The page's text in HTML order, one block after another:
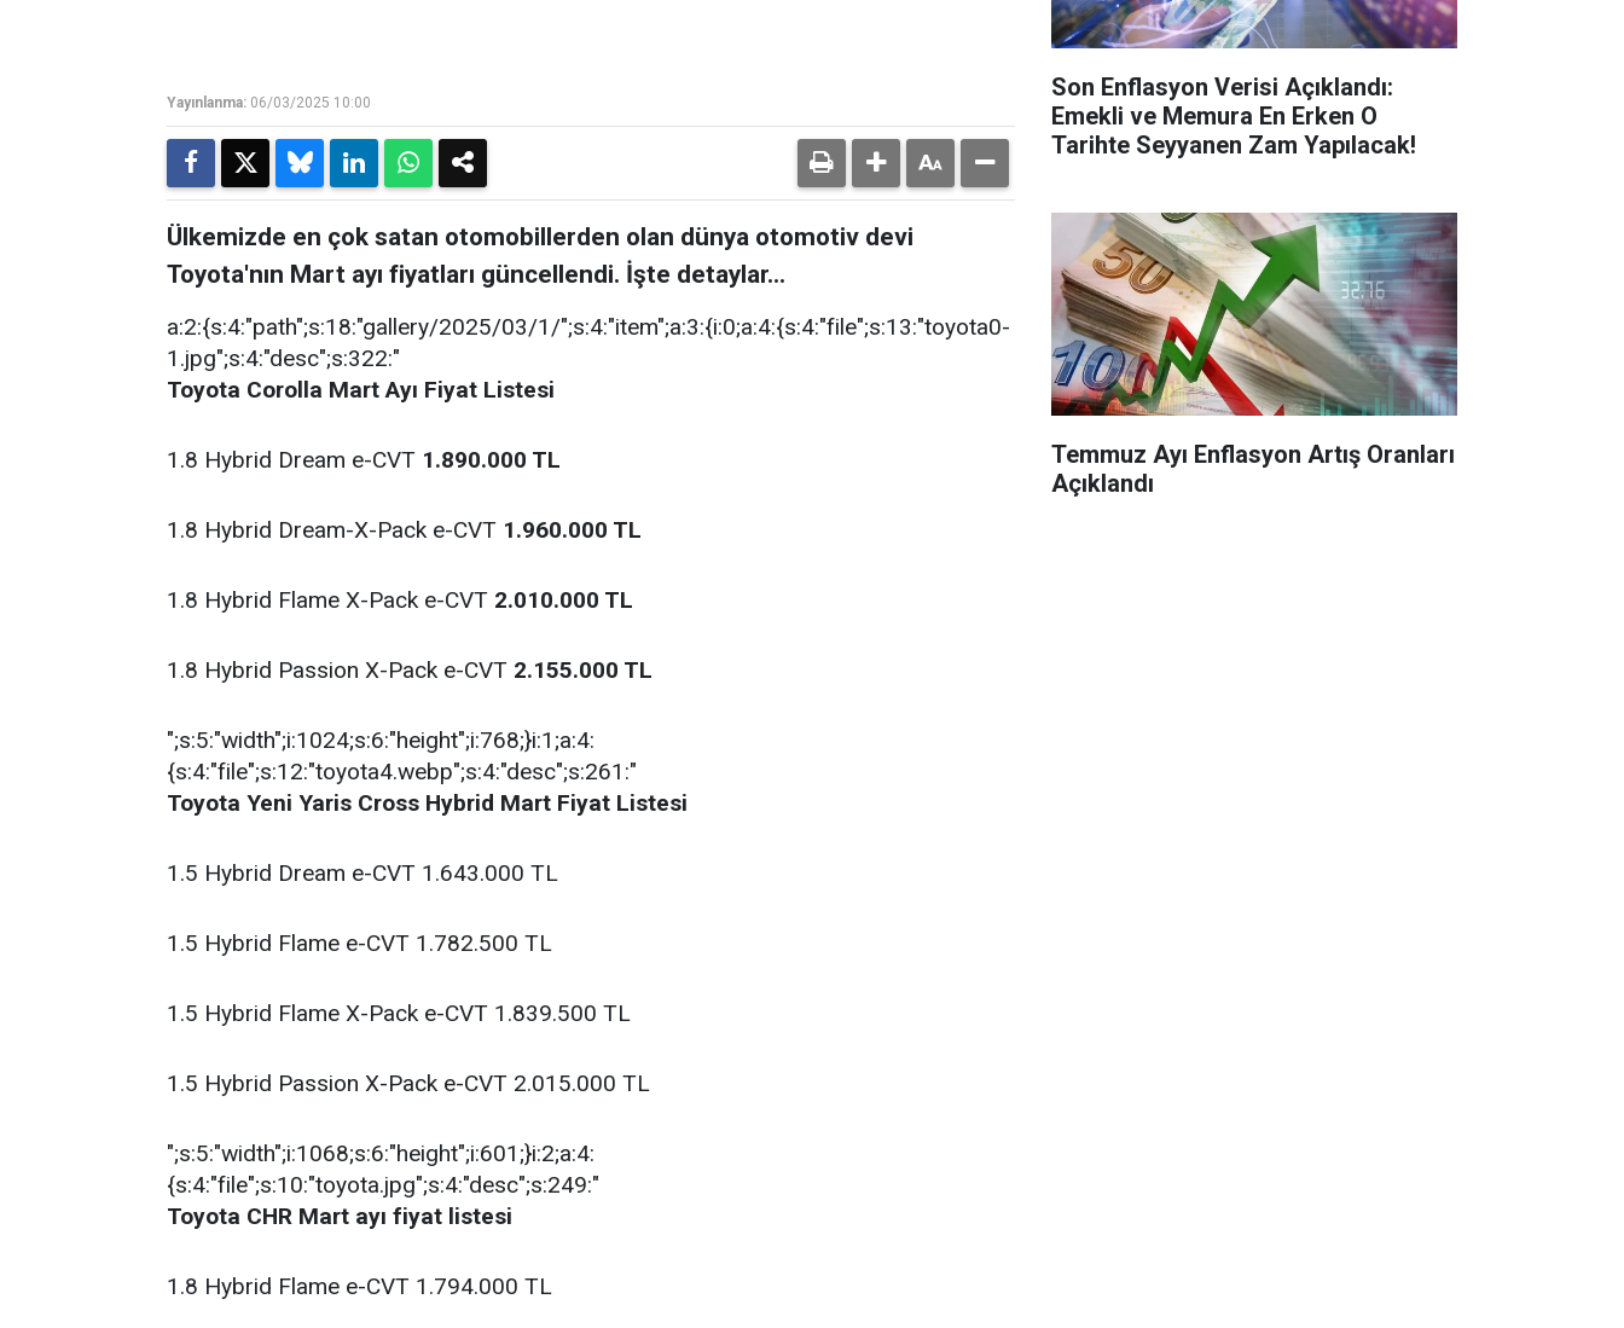
Yayınlanma: 06/03/2025 10:00
Ülkemizde en çok satan otomobillerden olan dünya otomotiv devi
Toyota'nın Mart ayı fiyatları güncellendi. İşte detaylar...
a:2:{s:4:"path";s:18:"gallery/2025/03/1/";s:4:"item";a:3:{i:0;a:4:{s:4:"file";s:13:"toyota0-
1.jpg";s:4:"desc";s:322:"
Toyota Corolla Mart Ayı Fiyat Listesi
1.8 Hybrid Dream e-CVT 1.890.000 TL
1.8 Hybrid Dream-X-Pack e-CVT 1.960.000 TL
1.8 Hybrid Flame X-Pack e-CVT 2.010.000 TL
1.8 Hybrid Passion X-Pack e-CVT 2.155.000 TL
";s:5:"width";i:1024;s:6:"height";i:768;}i:1;a:4:
{s:4:"file";s:12:"toyota4.webp";s:4:"desc";s:261:"
Toyota Yeni Yaris Cross Hybrid Mart Fiyat Listesi
1.5 Hybrid Dream e-CVT 1.643.000 TL
1.5 Hybrid Flame e-CVT 1.782.500 TL
1.5 Hybrid Flame X-Pack e-CVT 1.839.500 TL
1.5 Hybrid Passion X-Pack e-CVT 2.015.000 TL
";s:5:"width";i:1068;s:6:"height";i:601;}i:2;a:4:
{s:4:"file";s:10:"toyota.jpg";s:4:"desc";s:249:"
Toyota CHR Mart ayı fiyat listesi
1.8 Hybrid Flame e-CVT 1.794.000 TL
Son Enflasyon Verisi Açıklandı:
Emekli ve Memura En Erken O
Tarihte Seyyanen Zam Yapılacak!
Temmuz Ayı Enflasyon Artış Oranları
Açıklandı